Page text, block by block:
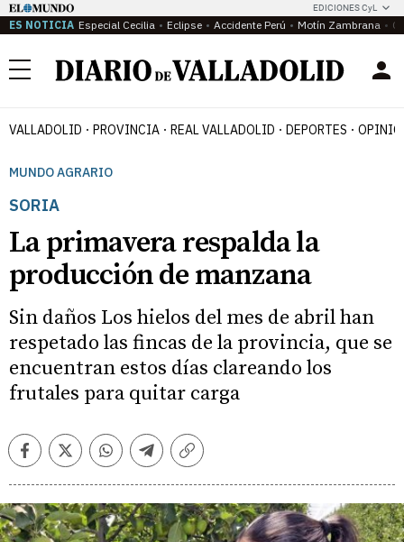
EDICIONES CyL
ES NOTICIA Especial Cecilia Eclipse Accidente Perú Motín Zambrana
Menú
VALLADOLID PROVINCIA REAL VALLADOLID DEPORTES
MUNDO AGRARIO
SORIA
La primavera respalda la
producción de manzana
Sin daños Los hielos del mes de abril han
respetado las fincas de la provincia, que se
encuentran estos días clareando los
frutales para quitar carga
FacebookTwitterWhatsappTelegramCopiar